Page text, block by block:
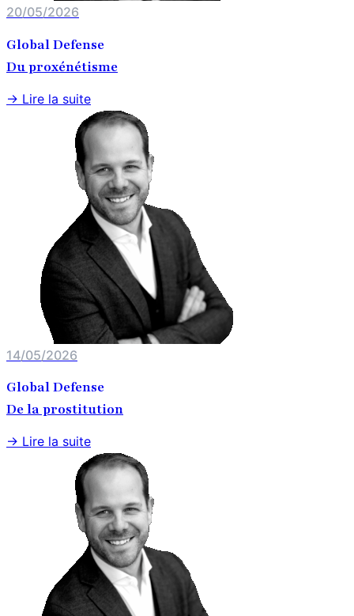
20/05/2026
Global Defense
Du proxénétisme
→ Lire la suite
14/05/2026
Global Defense
De la prostitution
→ Lire la suite